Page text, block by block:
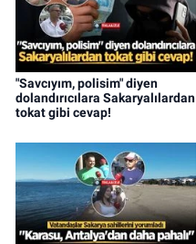
"Savcıyım, polisim" diyen
dolandırıcılara Sakaryalılardan
tokat gibi cevap!